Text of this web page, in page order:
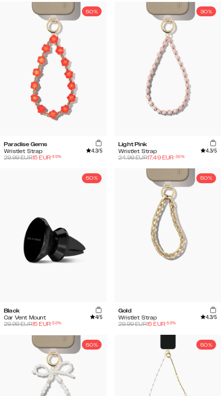
50%
Paradise Gems
Wristlet Strap
4.3/5
29.99EUR15 EUR-50%
30%
Light Pink
Wristlet Strap
4.3/5
24.99EUR17.49 EUR-30%
50%
Black
Car Vent Mount
4/5
29.99EUR15 EUR-50%
50%
Gold
Wristlet Strap
4.3/5
29.99EUR15 EUR-50%
50% 50%